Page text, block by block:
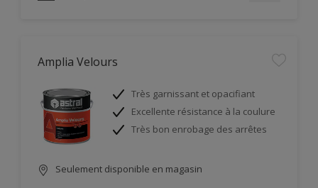
Amplia Velours
Très garnissant et opacifiant
Excellente résistance à la coulure
Très bon enrobage des arrêtes
Seulement disponible en magasin